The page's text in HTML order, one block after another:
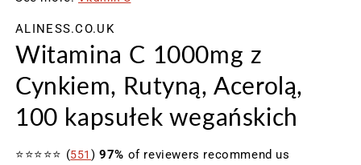
modalnym
ALINESS.CO.UK
Witamina C 1000mg z
Cynkiem, Rutyną, Acerolą,
100 kapsułek wegańskich
⭐⭐⭐⭐⭐ (551)97% of reviewers recommend us